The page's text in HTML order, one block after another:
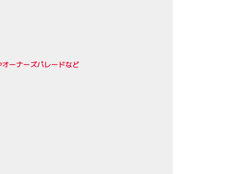
ーナーズパレードなど